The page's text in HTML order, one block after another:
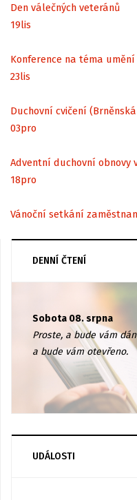
Den válečných veteránů
19lis
Konference na téma
23lis
Duchovní cvičení
03pro
Adventní duchovní obnovy
18pro
Vánoční setkání
DENNÍ ČTENÍ
Sobota 08. srpna
Proste, a bude vám
a bude vám otevřeno.
UDÁLOSTI